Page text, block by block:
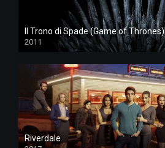
Il Trono di Spade (Game of Thrones)
2011
Riverdale